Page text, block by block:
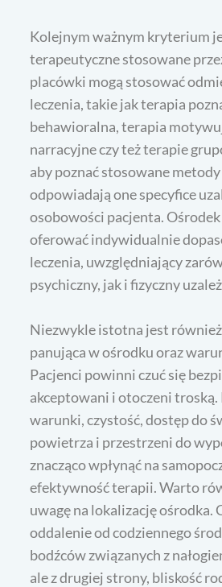
Kolejnym ważnym kryterium
terapeutyczne stosowane
placówki mogą stosować
leczenia, takie jak terapia
behawioralna, terapia
narracyjne czy też terapie
aby poznać stosowane
odpowiadają one specyfice
osobowości pacjenta.
oferować indywidualnie
leczenia, uwzględniający
psychiczny, jak i fizyczny
Niezwykle istotna jest
panująca w ośrodku oraz
Pacjenci powinni czuć się
akceptowani i otoczeni
warunki, czystość, dostęp do
powietrza i przestrzeni do
znacząco wpłynąć na
efektywność terapii. Warto
uwagę na lokalizację ośrodka.
oddalenie od codziennego
bodźców związanych z
ale z drugiej strony, bliskość